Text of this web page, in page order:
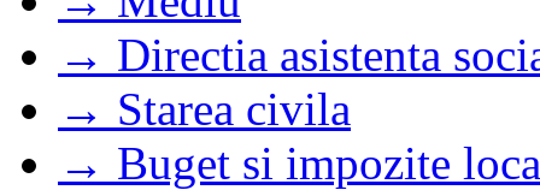
→ Directia asistenta
→ Starea civila
→ Buget si impozite